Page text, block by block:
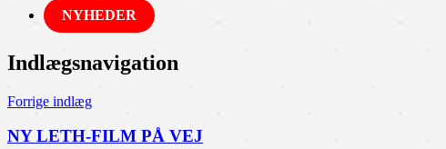
NYHEDER
Indlægsnavigation
Forrige indlæg
NY LETH-FILM PÅ VEJ